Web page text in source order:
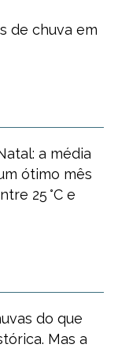
de chuva em
a média
ótimo mês
25 °C e
do que
Mas a